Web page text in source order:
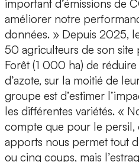
important d’émissions de
améliorer notre
données. » Depuis 2025,
50 agriculteurs de son
Forêt (1 000 ha) de
d’azote, sur la moitié de
groupe est d’estimer
les différentes variétés. «
compte que pour le persil,
apports nous permet tout
ou cinq coups, mais